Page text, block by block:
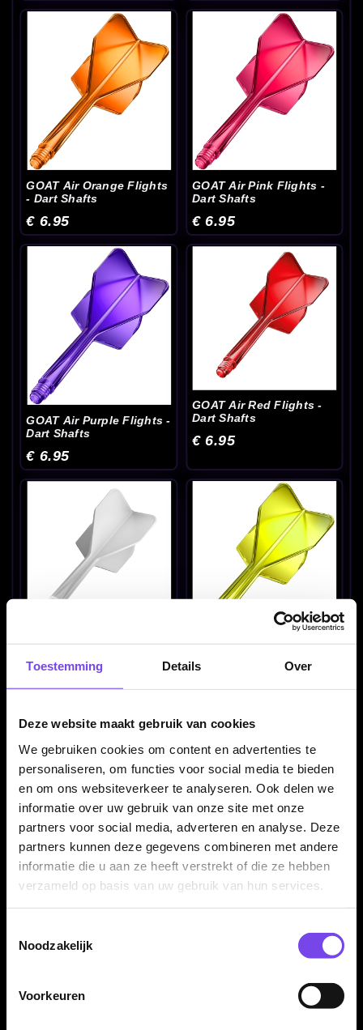
Toestemming Details Over
Deze website maakt gebruik van cookies
We gebruiken cookies om content en advertenties te
personaliseren, om functies voor social media te bieden
en om ons websiteverkeer te analyseren. Ook delen we
informatie over uw gebruik van onze site met onze
partners voor social media, adverteren en analyse. Deze
partners kunnen deze gegevens combineren met andere
informatie die u aan ze heeft verstrekt of die ze hebben
verzameld op basis van uw gebruik van hun services.
Noodzakelijk
Voorkeuren
GOAT Air Orange Flights
- Dart Shafts
€ 6.95
GOAT Air Pink Flights -
Dart Shafts
€ 6.95
GOAT Air Purple Flights -
Dart Shafts
€ 6.95
GOAT Air Red Flights -
Dart Shafts
€ 6.95
€ 6.95
Dart Shafts
€ 6.95
Meer controle over balans Voor steeltip & softtip darts
Kleine wijziging, groot effect Advies: lengte & setup
Goat shafts bij McDartShop.nl
hoe je dart door de lucht vliegt en het bord in komt. In deze
categorie vind je Goat shafts die je kunt combineren met vrijwel
. Liever vergelijken met andere merken en